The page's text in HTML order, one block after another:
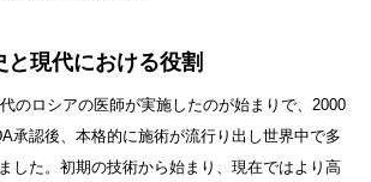
現代における役割
のロシアの医師が実施したのが始まりで、2000
承認後、本格的に施術が流行り出し世界中で多
した。初期の技術から始まり、現在ではより高